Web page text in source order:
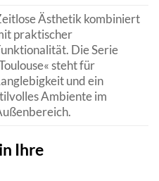
Ästhetik kombiniert
praktischer
Die Serie
steht für
und ein
Ambiente im
Ihre